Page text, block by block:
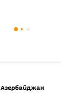
Азербайджан